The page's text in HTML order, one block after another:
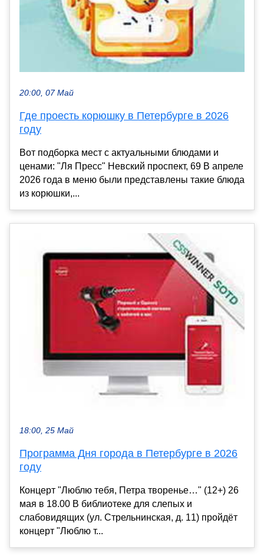
20:00, 07 Май
Где проесть корюшку в Петербурге в 2026
году
Вот подборка мест с актуальными блюдами и
ценами: "Ля Пресс" Невский проспект, 69 В апреле
2026 года в меню были представлены такие блюда
из корюшки,...
18:00, 25 Май
Программа Дня города в Петербурге в 2026
году
Концерт "Люблю тебя, Петра творенье…" (12+) 26
мая в 18.00 В библиотеке для слепых и
слабовидящих (ул. Стрельнинская, д. 11) пройдёт
концерт "Люблю т...